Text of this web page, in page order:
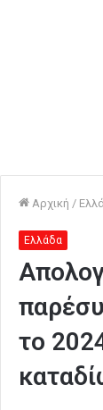
Αρχική /
Ελλάδα
το